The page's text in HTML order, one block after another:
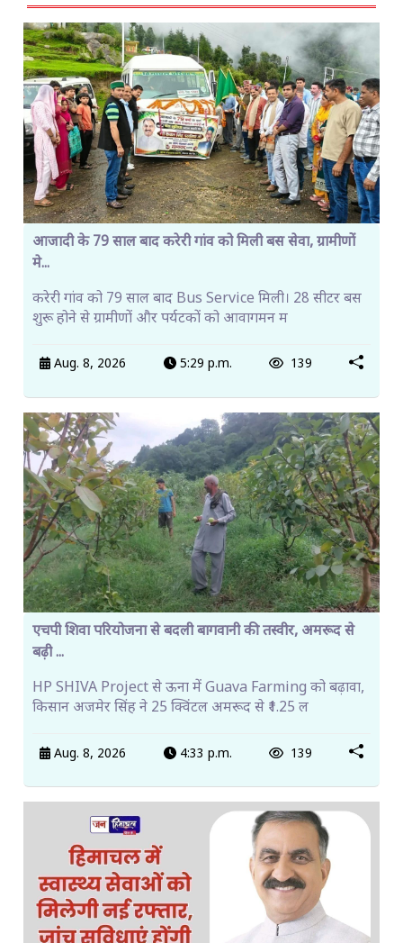
आजादी के 79 साल बाद करेरी गांव को मिली बस सेवा, ग्रामीणों
मे...
करेरी गांव को 79 साल बाद Bus Service मिली। 28 सीटर बस
शुरू होने से ग्रामीणों और पर्यटकों को आवागमन म
Aug. 8, 2026 5:29 p.m. 139
एचपी शिवा परियोजना से बदली बागवानी की तस्वीर, अमरूद से
बढ़ी ...
HP SHIVA Project से ऊना में Guava Farming को बढ़ावा,
किसान अजमेर सिंह ने 25 क्विंटल अमरूद से ₹1.25 ल
Aug. 8, 2026 4:33 p.m. 139